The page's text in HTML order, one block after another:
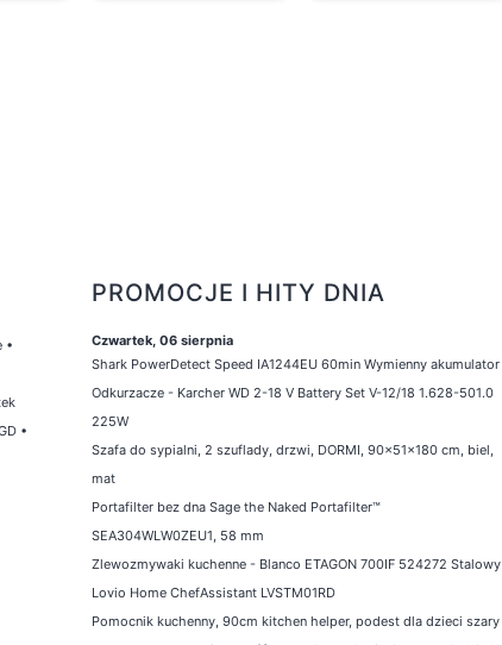
•
•
PROMOCJE I HITY DNIA
Czwartek, 06 sierpnia
Shark PowerDetect Speed IA1244EU 60min Wymienny akumulator
Odkurzacze - Karcher WD 2-18 V Battery Set V-12/18 1.628-501.0
225W
Szafa do sypialni, 2 szuflady, drzwi, DORMI, 90x51x180 cm, biel,
mat
Portafilter bez dna Sage the Naked Portafilter™
SEA304WLW0ZEU1, 58 mm
Zlewozmywaki kuchenne - Blanco ETAGON 700IF 524272 Stalowy
Lovio Home ChefAssistant LVSTM01RD
Pomocnik kuchenny, 90cm kitchen helper, podest dla dzieci szary